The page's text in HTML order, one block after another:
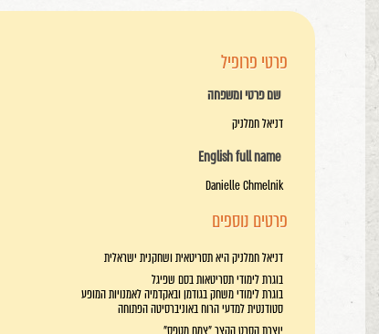
פרטי פרופיל
שם פרטי ומשפחה
דניאל חמלניק
English full name
Danielle Chmelnik
פרטים נוספים
דניאל חמלניק היא תסריטאית ושחקנית ישראלית
בוגרת לימודי תסריטאות בסם שפיגל
בוגרת לימודי משחק בגודמן ובאקדמיה לאמנויות המופע
סטודנטית למדעי הרוח באוניברסיטה הפתוחה
יוצרת הסרט הקצר "צמח מטפס"